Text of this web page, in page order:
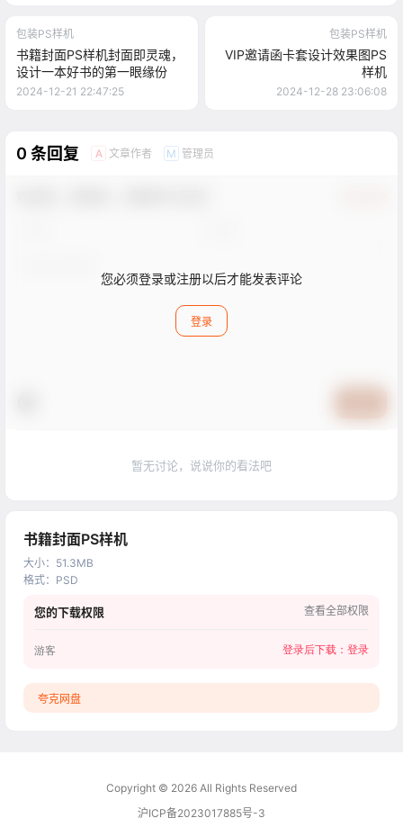
包装PS样机
书籍封面PS样机封面即灵魂，
设计一本好书的第一眼缘份
2024-12-21 22:47:25
包装PS样机
VIP邀请函卡套设计效果图PS
样机
2024-12-28 23:06:08
0 条回复 A 文章作者 M 管理员
您必须登录或注册以后才能发表评论
登录
暂无讨论，说说你的看法吧
书籍封面PS样机
大小： 51.3MB
格式： PSD
您的下载权限 查看全部权限
游客 登录后下载： 登录
夸克网盘
Copyright © 2026 All Rights Reserved
沪ICP备2023017885号-3